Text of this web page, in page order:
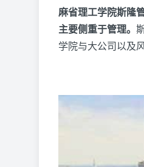
麻省理工学院斯隆
主要侧重于管理。
学院与大公司以及